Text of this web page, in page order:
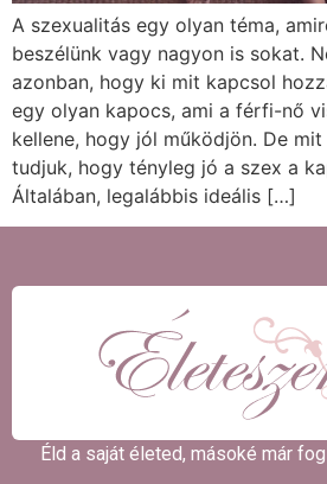
A szexualitás egy olyan téma,
beszélünk vagy nagyon is sokat.
azonban, hogy ki mit kapcsol
egy olyan kapocs, ami a férfi-nő
kellene, hogy jól működjön. De
tudjuk, hogy tényleg jó a szex a
Általában, legalábbis ideális […]
Éld a saját életed, másoké már